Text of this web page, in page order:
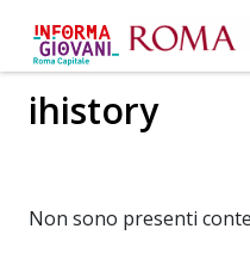
ihistory
Non sono presenti